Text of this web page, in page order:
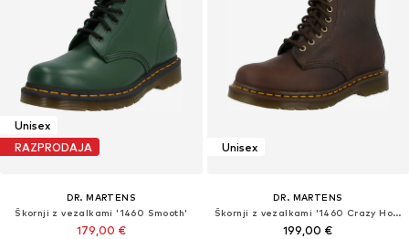
Unisex
RAZPRODAJA
DR. MARTENS
Škornji z vezalkami '1460 Smooth'
179,00 €
Unisex
DR. MARTENS
Škornji z vezalkami '1460 Crazy Horse'
199,00 €